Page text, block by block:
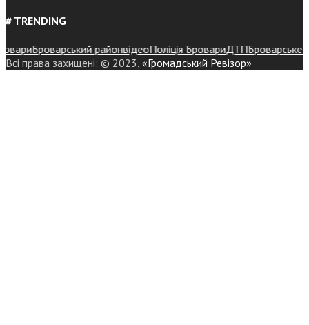
# TRENDING
Броварський районвідеоПоліція БровариДТПБроварське
Всі права захищені: © 2023, «Громадський Ревізор»